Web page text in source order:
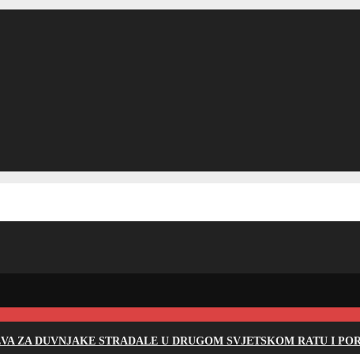
ZA DUVNJAKE STRADALE U DRUGOM SVJETSKOM RATU I